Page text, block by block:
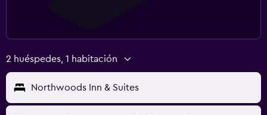
2 huéspedes, 1 habitación
Northwoods Inn & Suites